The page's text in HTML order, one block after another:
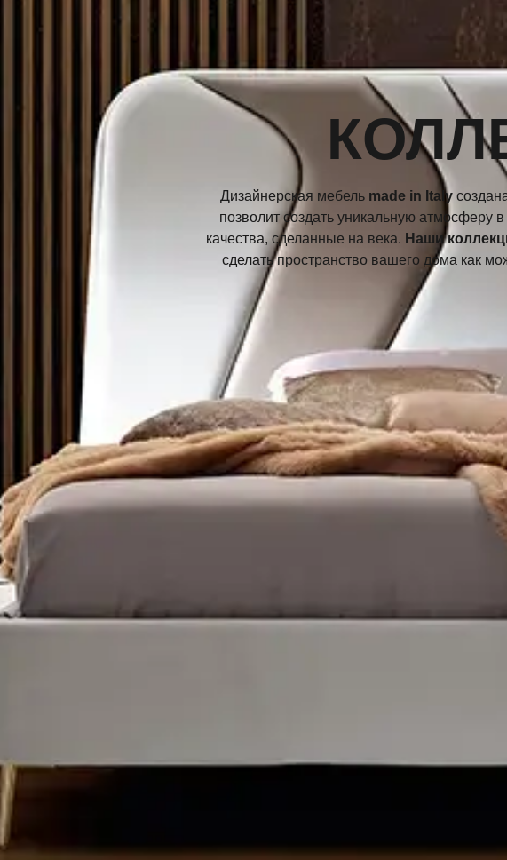
Дизайнерская мебель made in Italy
позволит создать уникальную
качества, сделанные на века. Наши
сделать пространство вашего дома как